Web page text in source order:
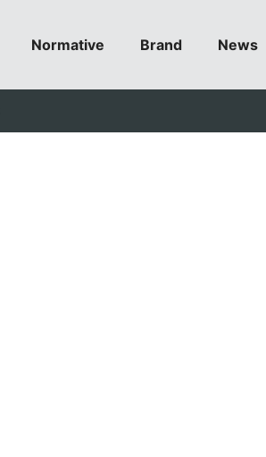
Normative Brand News